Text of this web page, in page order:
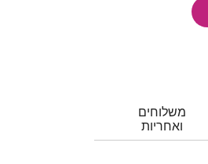
משלוחים
ואחריות